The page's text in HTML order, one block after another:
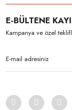
E-BÜLTENE
Kampanya ve özel